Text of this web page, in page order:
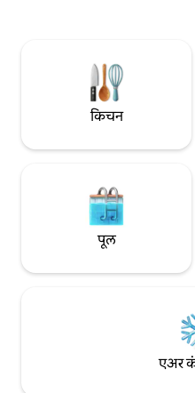
सरकतात आणि बाल्कनी पूर्णपणे
आहे. टेरेसच्या भागात एक मोठा
(180x180), रात्रीच्या प्रकाशासह
आणि पुस्तक वाचणे किंवा कॉकटेल
करण्यासाठी बसण्याची जागा आहे.
प्रकाशमय जागा तयार होते. लिव्हिंग
खिडक्या आणि दोन खोल्यांच्या
स्वयंचलित अपारदर्शक मॅट्स आहेत जे
वेळी एका जागेपासून दुसऱ्या जागेचे
आहेत, त्यांच्यावर चांगले घट्ट
व्हिस्कोइलास्टिक उशी आणि दोन
आहेत. अपार्टमेंटमध्ये दोन पूर्ण
त्यापैकी एक इन-सुईट बाथरूम आहे.
इन आहेत आणि पाणी पावसाप्रमाणे
किचन
पूल
एअर